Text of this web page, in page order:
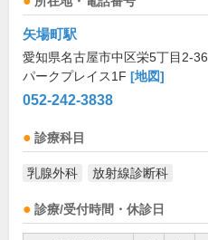
矢場町駅
愛知県名古屋市中区栄5丁目2-36
パークプレイス1F [地図]
052-242-3838
診療科目
乳腺外科 放射線診断科
診療/受付時間・休診日